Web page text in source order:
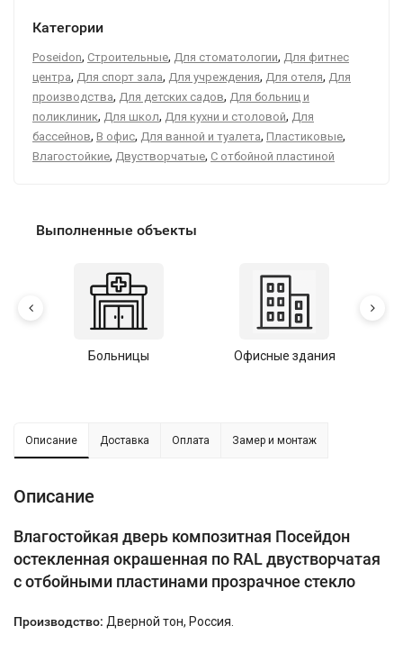
Категории
Poseidon, Строительные, Для стоматологии, Для фитнес
центра, Для спорт зала, Для учреждения, Для отеля, Для
производства, Для детских садов, Для больниц и
поликлиник, Для школ, Для кухни и столовой, Для
бассейнов, В офис, Для ванной и туалета, Пластиковые,
Влагостойкие, Двустворчатые, С отбойной пластиной
Выполненные объекты
Больницы Офисные здания
Описание Доставка Оплата Замер и монтаж
Описание
Влагостойкая дверь композитная Посейдон
остекленная окрашенная по RAL двустворчатая
с отбойными пластинами прозрачное стекло
Производство: Дверной тон, Россия.